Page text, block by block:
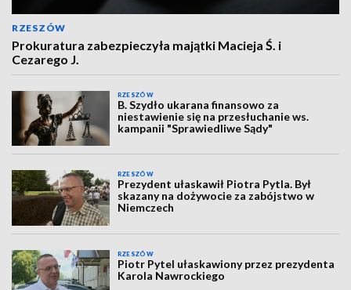
RZESZÓW
Prokuratura zabezpieczyła majątki Macieja Ś. i
Cezarego J.
RZESZÓW
B. Szydło ukarana finansowo za
niestawienie się na przesłuchanie ws.
kampanii "Sprawiedliwe Sądy"
RZESZÓW
Prezydent ułaskawił Piotra Pytla. Był
skazany na dożywocie za zabójstwo w
Niemczech
RZESZÓW
Piotr Pytel ułaskawiony przez prezydenta
Karola Nawrockiego